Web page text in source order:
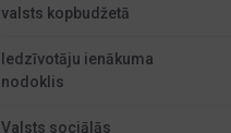
valsts kopbudžetā
Iedzīvotāju ienākuma
nodoklis
Valsts sociālās